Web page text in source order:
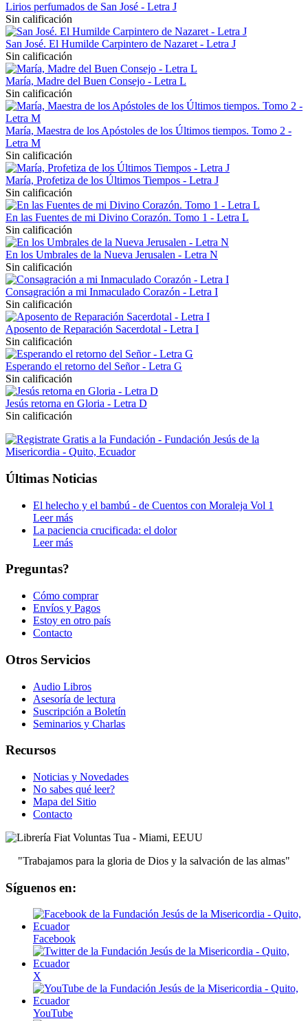
Lirios perfumados de San José - Letra J
Sin calificación
San José. El Humilde Carpintero de Nazaret - Letra J
Sin calificación
María, Madre del Buen Consejo - Letra L
Sin calificación
María, Maestra de los Apóstoles de los Últimos tiempos. Tomo 2 -
Letra M
Sin calificación
María, Profetiza de los Últimos Tiempos - Letra J
Sin calificación
En las Fuentes de mi Divino Corazón. Tomo 1 - Letra L
Sin calificación
En los Umbrales de la Nueva Jerusalen - Letra N
Sin calificación
Consagración a mi Inmaculado Corazón - Letra I
Sin calificación
Aposento de Reparación Sacerdotal - Letra I
Sin calificación
Esperando el retorno del Señor - Letra G
Sin calificación
Jesús retorna en Gloria - Letra D
Sin calificación
Últimas Noticias
El helecho y el bambú - de Cuentos con Moraleja Vol 1
Leer más
La paciencia crucificada: el dolor
Leer más
Preguntas?
Cómo comprar
Envíos y Pagos
Estoy en otro país
Contacto
Otros Servicios
Audio Libros
Asesoría de lectura
Suscripción a Boletín
Seminarios y Charlas
Recursos
Noticias y Novedades
No sabes qué leer?
Mapa del Sitio
Contacto
"Trabajamos para la gloria de Dios y la salvación de las almas"
Síguenos en:
Facebook
X
YouTube